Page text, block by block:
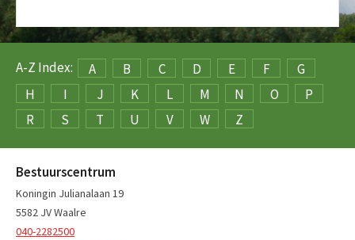
A-Z Index: A B C D E F
G
H
I J K L M N O
P
R
S T U V W Z
Bestuurscentrum
Koningin Julianalaan 19
5582 JV Waalre
040-2282500